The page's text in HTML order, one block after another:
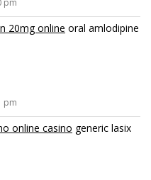
pm
20mg online oral amlodipine
pm
online casino generic lasix